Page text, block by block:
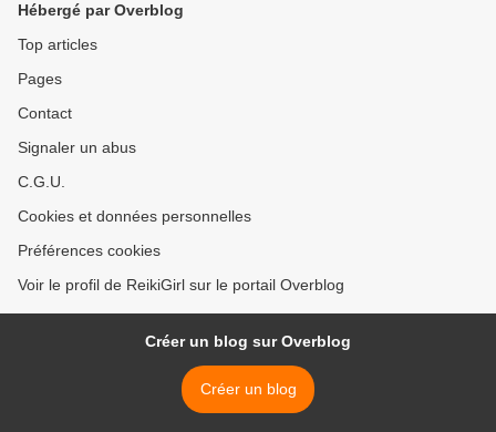
Hébergé par Overblog
Top articles
Pages
Contact
Signaler un abus
C.G.U.
Cookies et données personnelles
Préférences cookies
Voir le profil de ReikiGirl sur le portail Overblog
Créer un blog sur Overblog
Créer un blog